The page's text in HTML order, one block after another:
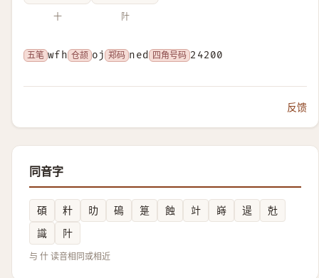
十 䦹
五笔 wfh 仓颉 oj 郑码 ned 四角号码 24200
反馈
同音字
碩 籵 㫑 䲽 䈕 蝕 竍 嵵 遈
兙
識
䦹
与 什 读音相同或相近